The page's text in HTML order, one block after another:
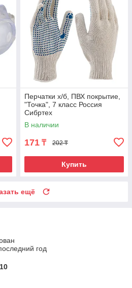
Перчатки х/б, ПВХ покрытие,
"Точка", 7 класс Россия
Сибртех
В наличии
171 ₸ 202 ₸
Купить
ещё
год